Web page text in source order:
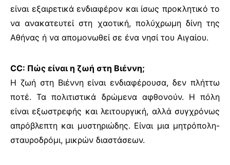
είναι εξαιρετικά ενδιαφέρον και ίσως προκλητικό το
να ανακατευτεί στη χαοτική, πολύχρωμη δίνη της
Αθήνας ή να απομονωθεί σε ένα νησί του Αιγαίου.
CC: Πώς είναι η ζωή στη Βιέννη;
Η ζωή στη Βιέννη είναι ενδιαφέρουσα, δεν πλήττω
ποτέ. Τα πολιτιστικά δρώμενα αφθονούν. Η πόλη
είναι εξωστρεφής και λειτουργική, αλλά συγχρόνως
απρόβλεπτη και μυστηριώδης. Είναι μια μητρόπολη-
σταυροδρόμι, μικρών διαστάσεων.